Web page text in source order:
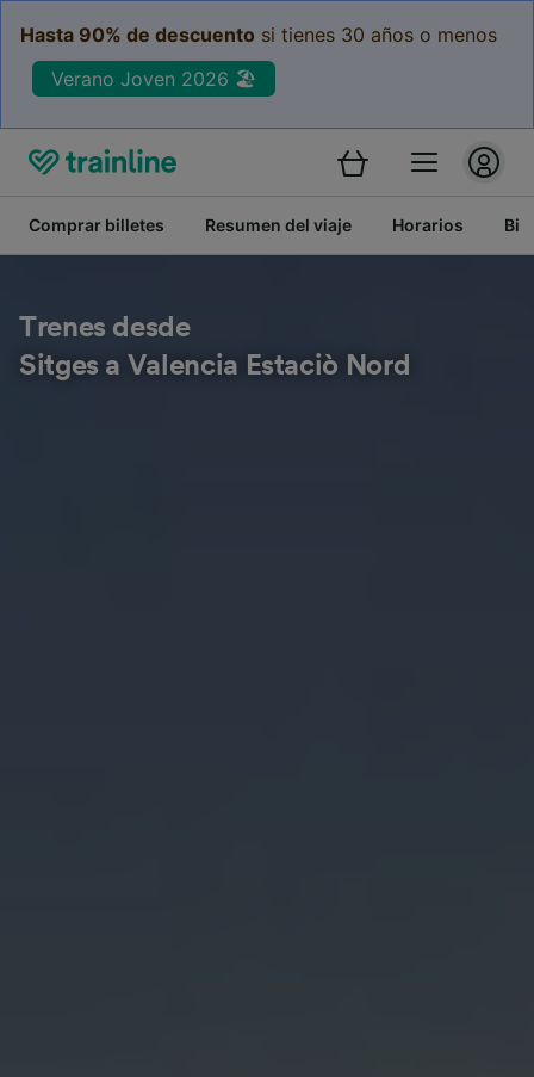
Hasta 90% de descuento si tienes 30 años o menos
Verano Joven 2026 🏖️
Comprar billetes Resumen del viaje Horarios
Trenes desde
Sitges a Valencia Estaciò Nord